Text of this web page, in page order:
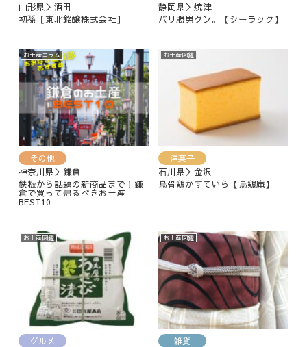
山形県＞酒田
初孫【東北銘醸株式会社】
静岡県＞焼津
バリ勝男クン。【シーラック】
お土産コラム
その他
神奈川県＞鎌倉
鉄板から話題の新商品まで！鎌
倉で買って帰るべきお土産
BEST10
お土産図鑑
洋菓子
石川県＞金沢
烏骨鶏かすていら【烏鶏庵】
お土産図鑑
グルメ
お土産図鑑
雑貨